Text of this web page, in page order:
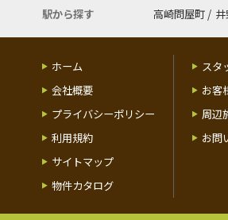
駅から探す
高崎問屋町 /
ホーム
会社概要
プライバシーポリシー
利用規約
サイトマップ
物件カタログ
スタ
お客
周辺
お問